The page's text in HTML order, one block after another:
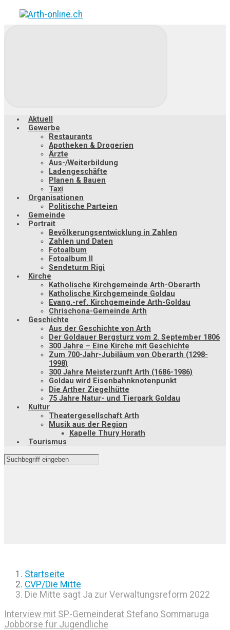
Zum
Hauptinhalt
Aktuell
Gewerbe
Restaurants
Apotheken & Drogerien
Ärzte
Aus-/Weiterbildung
Ladengeschäfte
Planen & Bauen
Taxi
Organisationen
Politische Parteien
Gemeinde
Portrait
Bevölkerungsentwicklung in Zahlen
Zahlen und Daten
Fotoalbum
Fotoalbum II
Sendeturm Rigi
Kirche
Katholische Kirchgemeinde Arth-Oberarth
Katholische Kirchgemeinde Goldau
Evang.-ref. Kirchgemeinde Arth-Goldau
Chrischona-Gemeinde Arth
Geschichte
Aus der Geschichte von Arth
Der Goldauer Bergsturz vom 2. September 1806
300 Jahre – Eine Kirche mit Geschichte
Zum 700-Jahr-Jubiläum von Oberarth (1298-
1998)
300 Jahre Meisterzunft Arth (1686-1986)
Goldau wird Eisenbahnknotenpunkt
Die Arther Ziegelhütte
75 Jahre Natur- und Tierpark Goldau
Kultur
Theatergesellschaft Arth
Musik aus der Region
Kapelle Thury Horath
Tourismus
Startseite
CVP/Die Mitte
Die Mitte sagt Ja zur Verwaltungsreform 2022
Interview mit SP-Gemeinderat Stefano Sommaruga
Jobbörse für Jugendliche